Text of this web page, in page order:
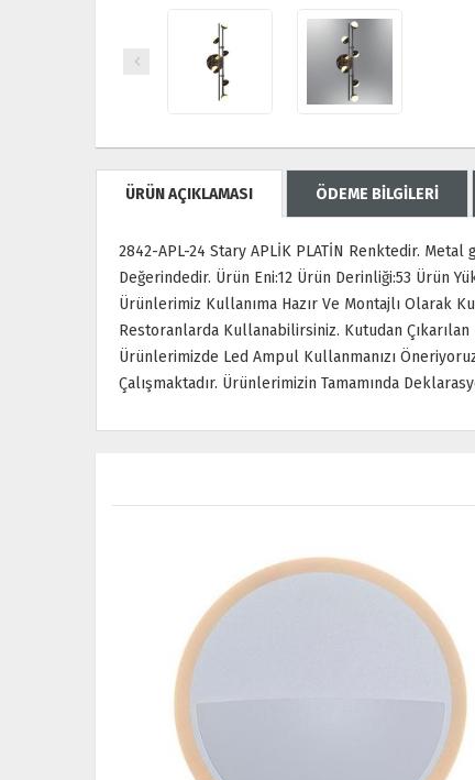
ÜRÜN AÇIKLAMASI ÖDEME BİLGİLERİ
2842-APL-24 Stary APLİK PLATİN Renktedir.
Değerindedir. Ürün Eni:12 Ürün Derinliği:53 Ürün
Ürünlerimiz Kullanıma Hazır Ve Montajlı Olarak
Restoranlarda Kullanabilirsiniz. Kutudan Çıkarılan
Ürünlerimizde Led Ampul Kullanmanızı
Çalışmaktadır. Ürünlerimizin Tamamında